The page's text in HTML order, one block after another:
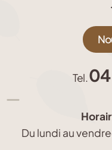
Tel.04
Du lundi au